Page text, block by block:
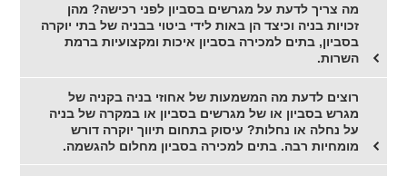
מה צריך לדעת על מגרשים בסביון לפני רכישה? מהן
זכויות בניה וכיצד הן באות לידי ביטוי בבניה של בתי יוקרה
בסביון, בתים למכירה בסביון איכות ומקצועיות ברמת
השרות.
רוצים לדעת מה המשמעות של אחוזי בניה בקניה של
מגרש בסביון או של מגרשים בסביון או במקרה של בניה
על נחלה או נחלות? עיסוק בתחום תיווך יוקרה דורש
מומחיות רבה. בתים למכירה בסביון מחלום להגשמה.